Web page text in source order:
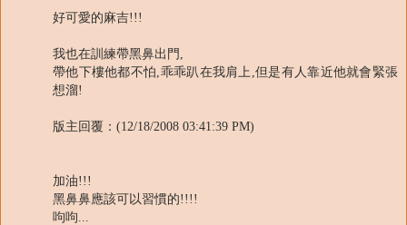
好可愛的麻吉!!!
我也在訓練帶黑鼻出門,
帶他下樓他都不怕,乖乖趴在我肩上,但是有人靠近他就會緊張
想溜!
版主回覆：(12/18/2008 03:41:39 PM)
加油!!!
黑鼻鼻應該可以習慣的!!!!
呴呴...